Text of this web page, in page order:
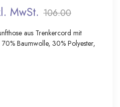
MwSt. 106.00
aus Trenkercord mit
Baumwolle, 30% Polyester,